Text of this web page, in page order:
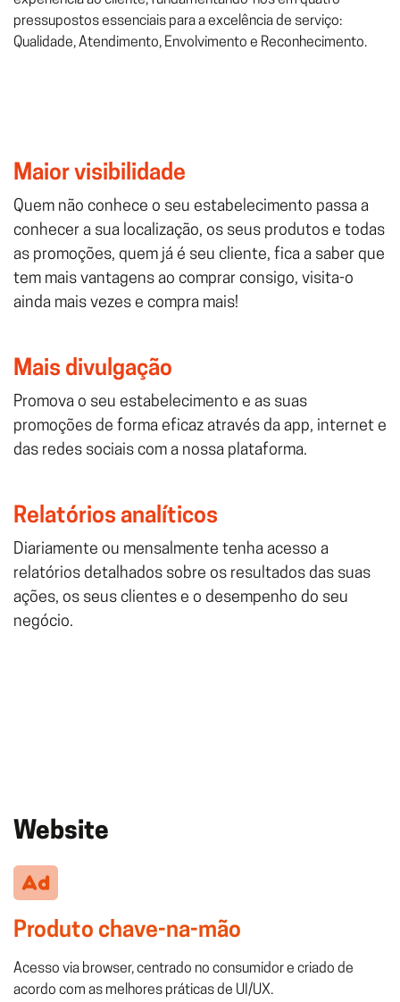
pressupostos essenciais para a excelência de serviço:
Qualidade, Atendimento, Envolvimento e Reconhecimento.
Maior visibilidade
Quem não conhece o seu estabelecimento passa a
conhecer a sua localização, os seus produtos e todas
as promoções, quem já é seu cliente, fica a saber que
tem mais vantagens ao comprar consigo, visita-o
ainda mais vezes e compra mais!
Mais divulgação
Promova o seu estabelecimento e as suas
promoções de forma eficaz através da app, internet e
das redes sociais com a nossa plataforma.
Relatórios analíticos
Diariamente ou mensalmente tenha acesso a
relatórios detalhados sobre os resultados das suas
ações, os seus clientes e o desempenho do seu
negócio.
Website
Produto chave-na-mão
Acesso via browser, centrado no consumidor e criado de
acordo com as melhores práticas de UI/UX.